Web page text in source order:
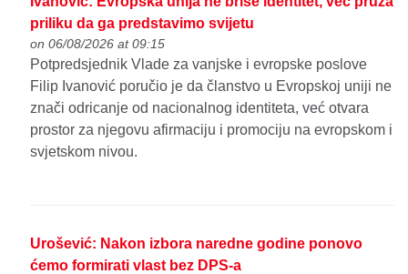
priliku da ga predstavimo svijetu
on 06/08/2026 at 09:15
Potpredsjednik Vlade za vanjske i evropske poslove
Filip Ivanović poručio je da članstvo u Evropskoj uniji ne
znači odricanje od nacionalnog identiteta, već otvara
prostor za njegovu afirmaciju i promociju na evropskom i
svjetskom nivou.
Urošević: Nakon izbora naredne godine ponovo
ćemo formirati vlast bez DPS-a